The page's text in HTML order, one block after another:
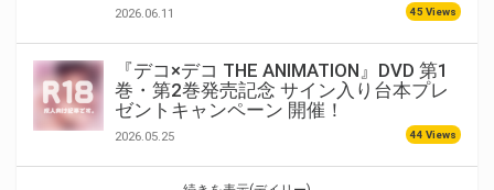
2026.06.11 45 Views
『デコ×デコ THE ANIMATION』DVD 第1
巻・第2巻発売記念 サイン入り台本プレ
ゼントキャンペーン 開催！
2026.05.25 44 Views